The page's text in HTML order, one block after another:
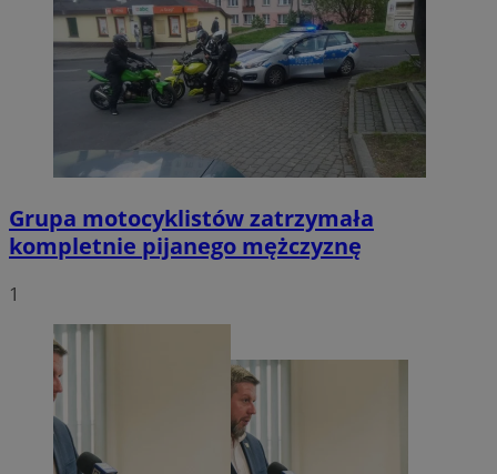
Grupa motocyklistów zatrzymała
kompletnie pijanego mężczyznę
1